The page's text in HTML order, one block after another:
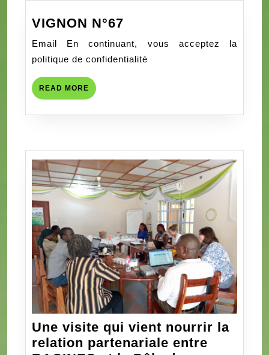
VIGNON N°67
N°67
Email En continuant, vous acceptez la
politique de confidentialité
READ MORE READ
MORE
Une visite qui vient nourrir la
relation partenariale entre